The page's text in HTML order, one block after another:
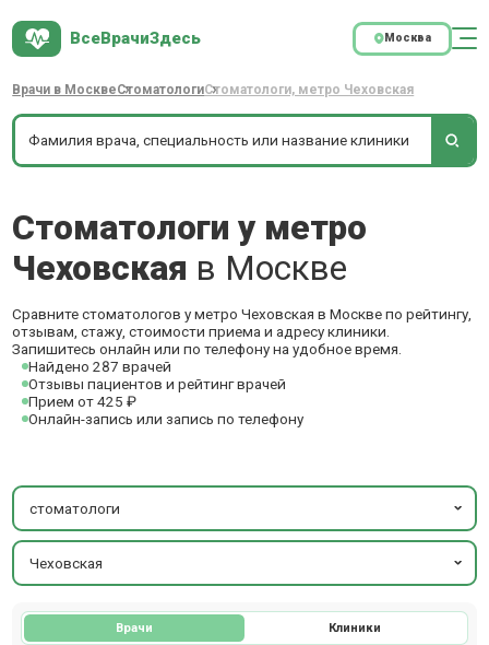
ВсеВрачиЗдесь Москва
Врачи в МосквеСтоматологиСтоматологи, метро Чеховская
Стоматологи у метро
Чеховская в Москве
Сравните стоматологов у метро Чеховская в Москве по рейтингу,
отзывам, стажу, стоимости приема и адресу клиники.
Запишитесь онлайн или по телефону на удобное время.
Найдено 287 врачей
Отзывы пациентов и рейтинг врачей
Прием от 425 ₽
Онлайн-запись или запись по телефону
стоматологи
Чеховская
Врачи Клиники